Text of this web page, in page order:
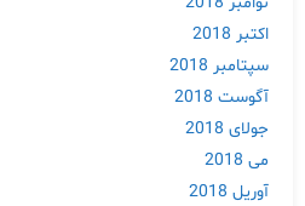
اکتبر 2018
سپتامبر 2018
آگوست 2018
جولای 2018
می 2018
آوریل 2018